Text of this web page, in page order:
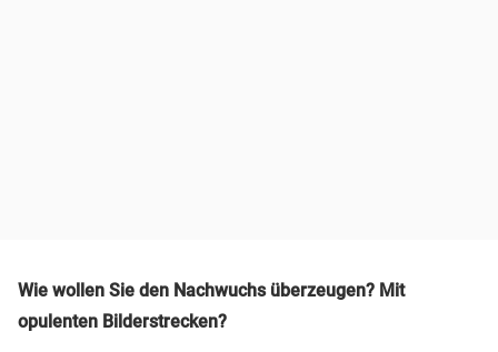
Wie wollen Sie den Nachwuchs überzeugen? Mit
opulenten Bilderstrecken?